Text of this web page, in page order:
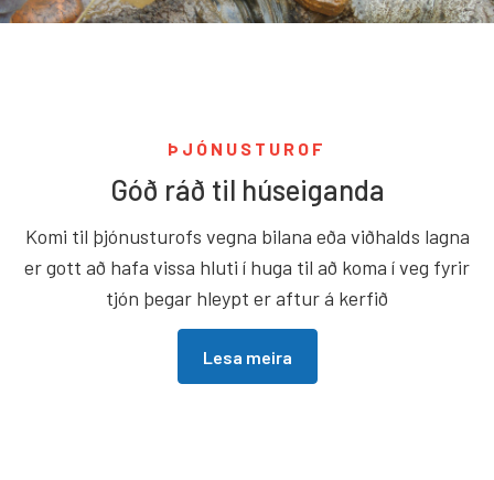
ÞJÓNUSTUROF
Góð ráð til húseiganda
Komi til þjónusturofs vegna bilana eða viðhalds lagna
er gott að hafa vissa hluti í huga til að koma í veg fyrir
tjón þegar hleypt er aftur á kerfið
Lesa meira